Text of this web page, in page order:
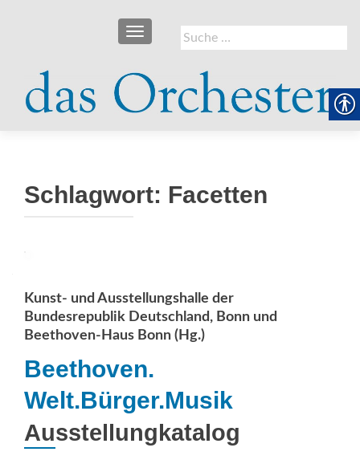
Suche
nach:
SCHALTE NAVIGATION
Schlagwort: Facetten
Kunst- und Ausstellungshalle der
Bundesrepublik Deutschland, Bonn und
Beethoven-Haus Bonn (Hg.)
Beethoven.
Welt.Bürger.Musik
Ausstellungkatalog